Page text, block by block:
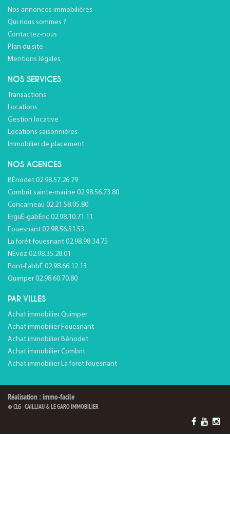
Nos annonces immobilières
Qui nous sommes ?
Contactez-nous
Plan du site
Mentions légales
NOS SERVICES
Transactions
Locations
Gestion locative
Locations saisonnières
Immobilier de placement
NOS AGENCES
BÉnodet 02.98.57.26.79
Combrit sainte-marine 02.98.56.73.80
Concarneau 02.21.58.05.80
ErguÉ-gabÉric 02.98.10.71.11
Fouesnant 02.98.56.51.53
La forêt-fouesnant 02.98.98.34.75
NÉvez 02.98.35.28.01
Pont-l'abbÉ 02.98.66.12.13
Quimper 02.98.60.70.80
PAR VILLES
Achat immobilier Quimper
Achat immobilier Fouesnant
Achat immobilier Bénodet
Achat immobilier Combrit
Achat immobilier La foret fouesnant
Réalisation : immo-facile
© CLG - CAILLIAU & LE GARO IMMOBILIER